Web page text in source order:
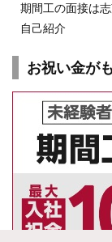
期間工の面接は
自己紹介
お祝い金が